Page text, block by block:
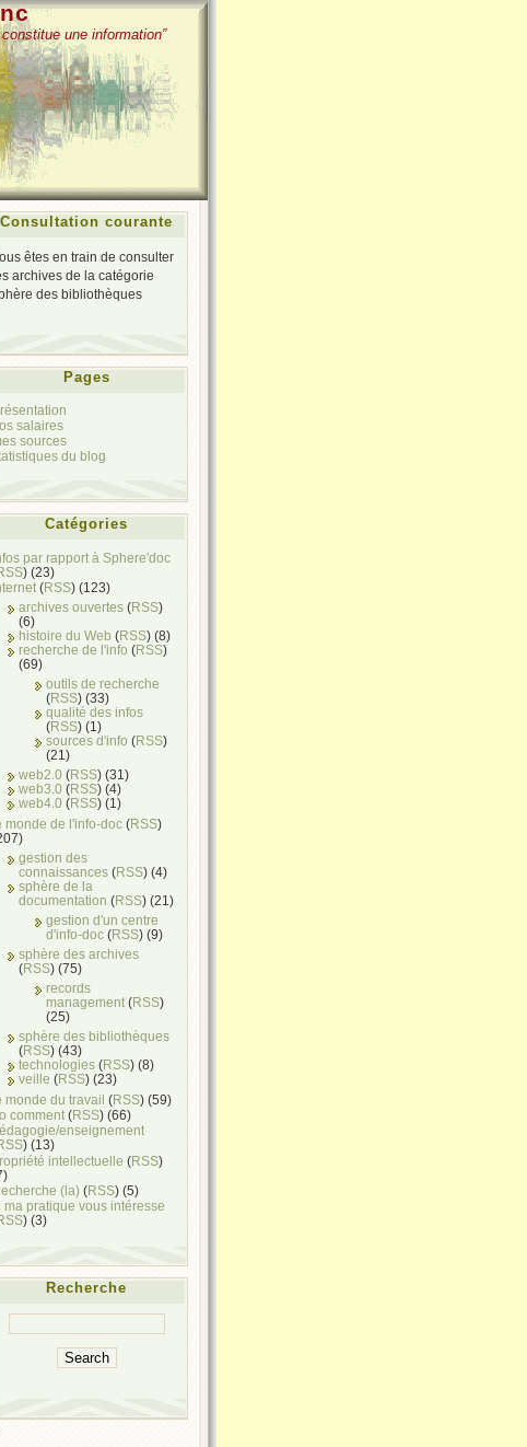
une information”
Consultation courante
êtes en train de consulter
archives de la catégorie
des bibliothèques
Pages
salaires
sources
du blog
Catégories
par rapport à Sphere'doc
) (23)
(RSS) (123)
archives ouvertes (RSS)
(6)
histoire du Web (RSS) (8)
recherche de l'info (RSS)
(69)
outils de recherche
(RSS) (33)
qualité des infos
(RSS) (1)
sources d'info (RSS)
(21)
web2.0 (RSS) (31)
web3.0 (RSS) (4)
web4.0 (RSS) (1)
monde de l'info-doc (RSS)
gestion des
connaissances (RSS) (4)
sphère de la
documentation (RSS) (21)
gestion d'un centre
d'info-doc (RSS) (9)
sphère des archives
(RSS) (75)
records
management (RSS)
(25)
sphère des bibliothèques
(RSS) (43)
technologies (RSS) (8)
veille (RSS) (23)
monde du travail (RSS) (59)
comment (RSS) (66)
enseignement
) (13)
intellectuelle (RSS)
(la) (RSS) (5)
ma pratique vous intéresse
) (3)
Recherche